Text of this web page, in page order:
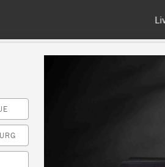
Luxembourg - Livraison gratuite à
À PROPOS